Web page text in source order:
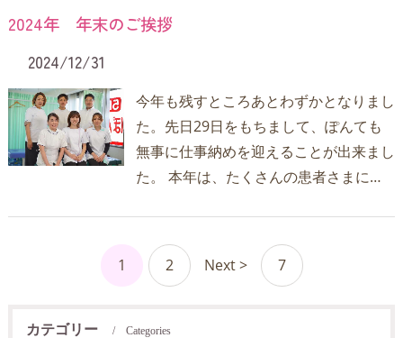
2024年 年末のご挨拶
2024/12/31
今年も残すところあとわずかとなりまし
た。先日29日をもちまして、ぽんても
無事に仕事納めを迎えることが出来まし
た。 本年は、たくさんの患者さまに…
1 2 Next > 7
カテゴリー Categories